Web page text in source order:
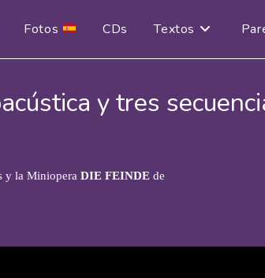
Fotos CDs Textos
y tres
y la Miniopera DIE FEINDE de